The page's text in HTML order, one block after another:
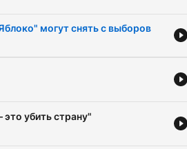
могут снять с выборов
убить страну"